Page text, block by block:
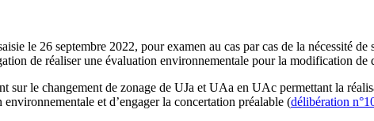
le 26 septembre 2022, pour examen au cas par cas de la nécessité
de réaliser une évaluation environnementale pour la modification
sur le changement de zonage de UJa et UAa en UAc permettant la
et d’engager la concertation préalable (délibération